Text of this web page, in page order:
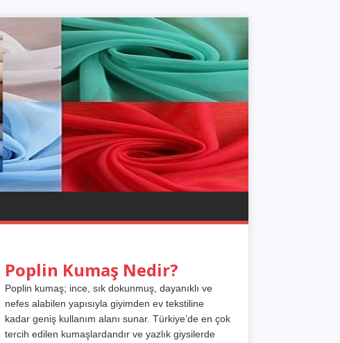
Poplin Kumaş Nedir?
Poplin kumaş; ince, sık dokunmuş, dayanıklı ve
nefes alabilen yapısıyla giyimden ev tekstiline
kadar geniş kullanım alanı sunar. Türkiye’de en çok
tercih edilen kumaşlardandır ve yazlık giysilerde